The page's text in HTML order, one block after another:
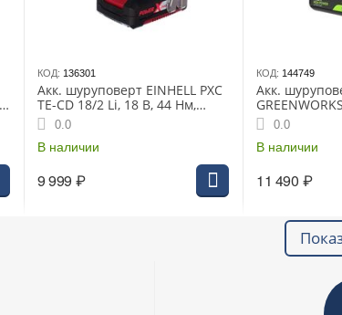
КОД: 136301
Акк. шуруповерт EINHELL PXC
TE-CD 18/2 Li, 18 В, 44 Нм,
20+1, 0-350/1250 об/мин, БЗП
10 мм, 1.39 кг, кейс пласт.
0.0
В наличии
9 999 ₽
КОД: 144749
Акк.
Ач, 27/45 Нм,
мин, БЗП 13
0.0
В наличии
11 490 ₽